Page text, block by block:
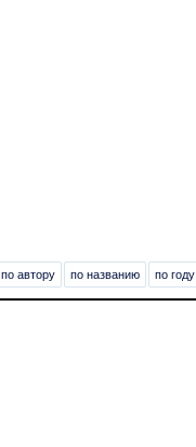
по автору по названию по году